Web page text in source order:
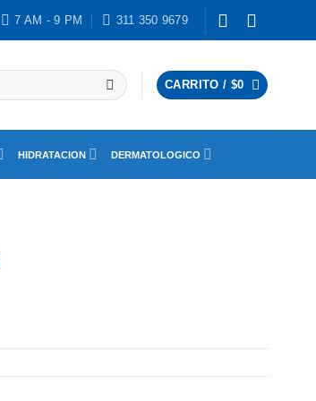
7 AM - 9 PM 311 350 9679
CARRITO / $0
HIDRATACION DERMATOLOGICO